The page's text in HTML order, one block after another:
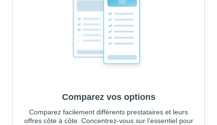
Comparez vos options
Comparez facilement différents prestataires et leurs
offres côte à côte. Concentrez-vous sur l’essentiel pour